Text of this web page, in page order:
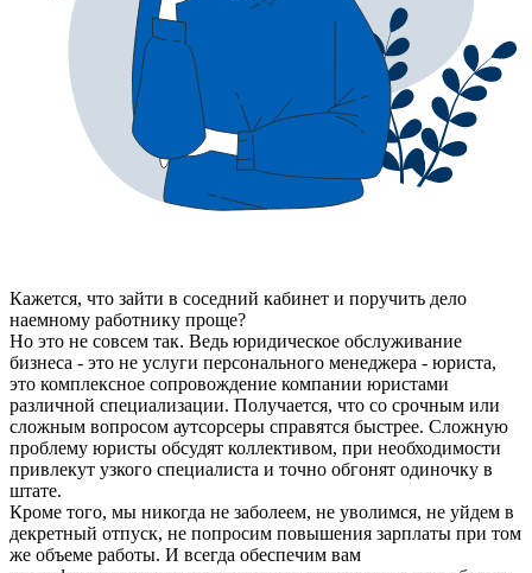
Кажется, что зайти в соседний кабинет и поручить дело
наемному работнику проще?
Но это не совсем так. Ведь юридическое обслуживание
бизнеса - это не услуги персонального менеджера - юриста,
это комплексное сопровождение компании юристами
различной специализации. Получается, что со срочным или
сложным вопросом аутсорсеры справятся быстрее. Сложную
проблему юристы обсудят коллективом, при необходимости
привлекут узкого специалиста и точно обгонят одиночку в
штате.
Кроме того, мы никогда не заболеем, не уволимся, не уйдем в
декретный отпуск, не попросим повышения зарплаты при том
же объеме работы. И всегда обеспечим вам